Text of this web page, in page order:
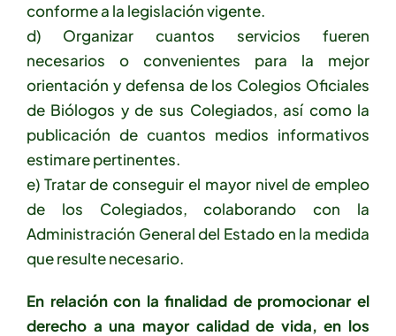
conforme a la legislación vigente.
d) Organizar cuantos servicios fueren
necesarios o convenientes para la mejor
orientación y defensa de los Colegios Oficiales
de Biólogos y de sus Colegiados, así como la
publicación de cuantos medios informativos
estimare pertinentes.
e) Tratar de conseguir el mayor nivel de empleo
de los Colegiados, colaborando con la
Administración General del Estado en la medida
que resulte necesario.
En relación con la finalidad de promocionar el
derecho a una mayor calidad de vida, en los